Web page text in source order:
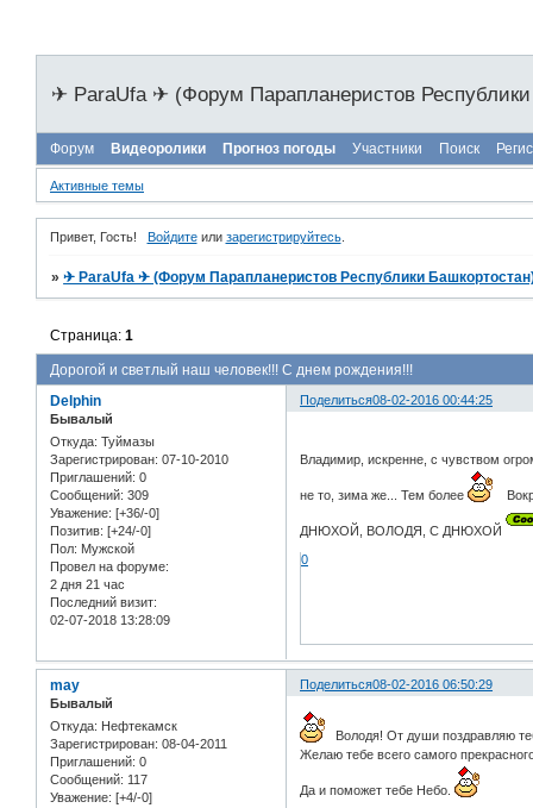
✈ ParaUfa ✈ (Форум Парапланеристов
Форум Видеоролики Прогноз погоды Участники Поиск
Активные темы
Привет, Гость! Войдитеили зарегистрируйтесь.
»✈ ParaUfa ✈ (Форум Парапланеристов Республики
Дорогой и светлый наш человек!!! С днем рождения!!!
Страница:1
Поделиться08-02-2016 00:44:25
Delphin
Бывалый
Откуда: Туймазы
Зарегистрирован: 07-10-2010
Приглашений: 0
Сообщений: 309
Уважение: [+36/-0]
Позитив: [+24/-0]
Пол: Мужской
Провел на форуме:
2 дня 21 час
Последний визит:
02-07-2018 13:28:09
Владимир, искренне, с чувством
не то, зима же... Тем более
ДНЮХОЙ, ВОЛОДЯ, С ДНЮХОЙ
0
Поделиться08-02-2016 06:50:29
may
Бывалый
Откуда: Нефтекамск
Зарегистрирован: 08-04-2011
Приглашений: 0
Сообщений: 117
Уважение: [+4/-0]
Володя! От души поздравляю
Желаю тебе всего самого
Да и поможет тебе Небо.